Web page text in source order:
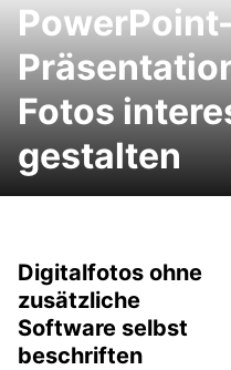
Fotos
gestalten
Digitalfotos ohne
zusätzliche
Software selbst
beschriften